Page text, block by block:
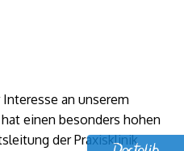
an unserem
einen besonders hohen
der Praxisklinik